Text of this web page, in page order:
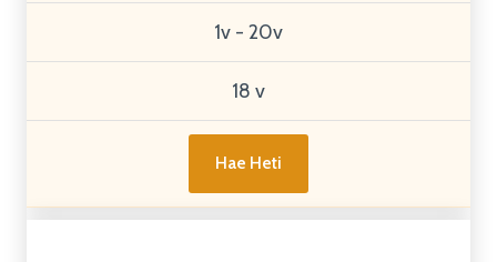
1v - 20v
18 v
Hae Heti